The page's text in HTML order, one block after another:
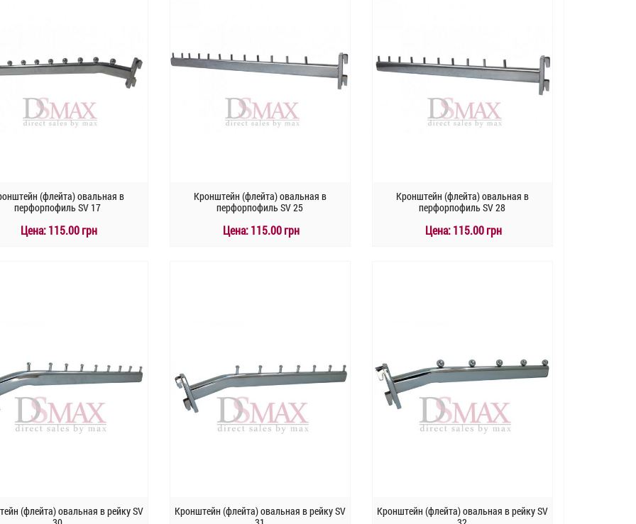
(флейта) овальная в
перфорпофиль SV 17
Цена:115.00 грн
Кронштейн (флейта) овальная в
перфорпофиль SV 25
Цена:115.00 грн
Кронштейн (флейта) овальная в
перфорпофиль SV 28
Цена:115.00 грн
(флейта) овальная в рейку SV
Кронштейн (флейта) овальная в рейку SV
Кронштейн (флейта) овальная в рейку SV